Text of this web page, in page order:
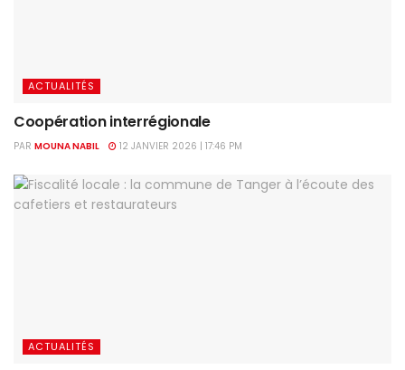
ACTUALITÉS
Coopération interrégionale
PAR MOUNA NABIL 12 JANVIER 2026 | 17:46 PM
ACTUALITÉS